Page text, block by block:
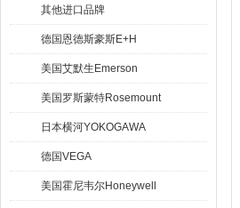
其他进口品牌
德国恩德斯豪斯E+H
美国艾默生Emerson
美国罗斯蒙特Rosemount
日本横河YOKOGAWA
德国VEGA
美国霍尼韦尔Honeywell